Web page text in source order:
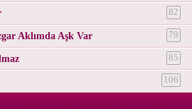
82
Aklımda Aşk Var 79
85
106